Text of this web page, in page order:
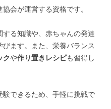
会が運営する資格です。
する知識や、赤ちゃんの発達
びます。また、栄養バランス
クや作り置きレシピも習得し
できるため、手軽に挑戦で